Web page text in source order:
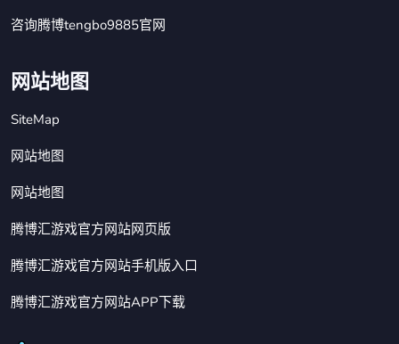
咨询腾博tengbo9885官网
网站地图
SiteMap
网站地图
网站地图
腾博汇游戏官方网站网页版
腾博汇游戏官方网站手机版入口
腾博汇游戏官方网站APP下载